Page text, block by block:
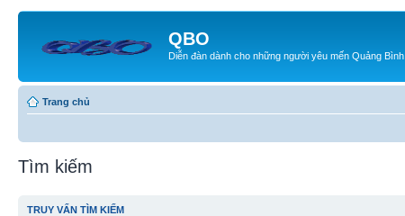
QBO
Diễn đàn dành cho những người yêu mến Quảng Bình
Trang chủ
Tìm kiếm
TRUY VẤN TÌM KIẾM